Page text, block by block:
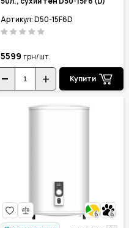
Артикул: D50-15F6D
5599 грн/шт.
Купити
6
6